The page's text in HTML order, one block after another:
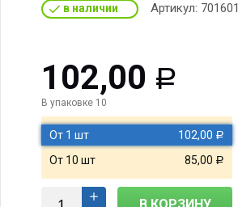
в наличии Артикул: 701601
102,00 Р
В упаковке 10
От 1 шт 102,00 Р
От 10 шт 85,00 Р